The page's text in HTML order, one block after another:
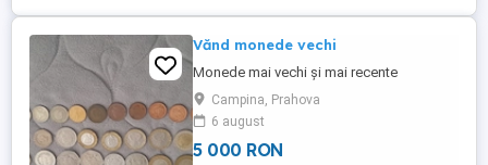
Vănd monede vechi
Monede mai vechi și mai recente
Campina, Prahova
6 august
5 000 RON